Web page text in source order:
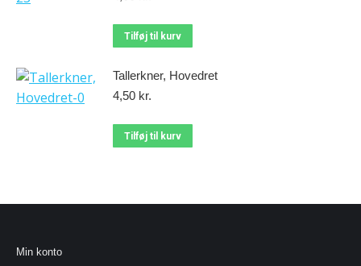
Tilføj til kurv
Tallerkner, Hovedret
4,50 kr.
Tilføj til kurv
Min konto